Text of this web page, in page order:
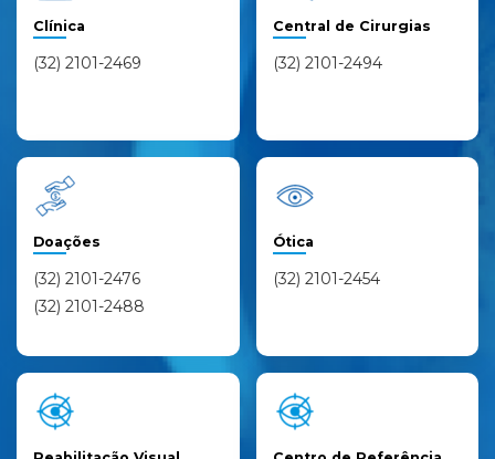
Clínica
(32) 2101-2469
Central de Cirurgias
(32) 2101-2494
Doações
(32) 2101-2476
(32) 2101-2488
Ótica
(32) 2101-2454